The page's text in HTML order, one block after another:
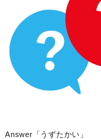
Answer「うずたかい」